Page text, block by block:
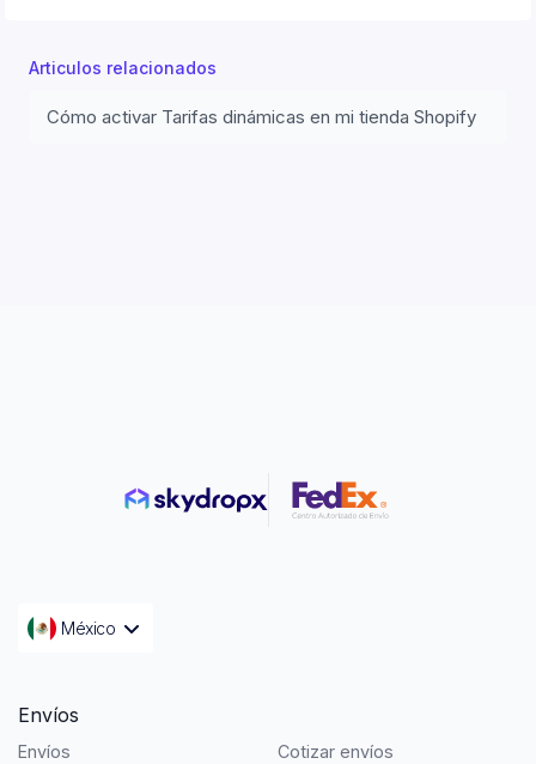
Articulos relacionados
Cómo activar Tarifas dinámicas en mi tienda Shopify
México
Envíos
Envíos Cotizar envíos